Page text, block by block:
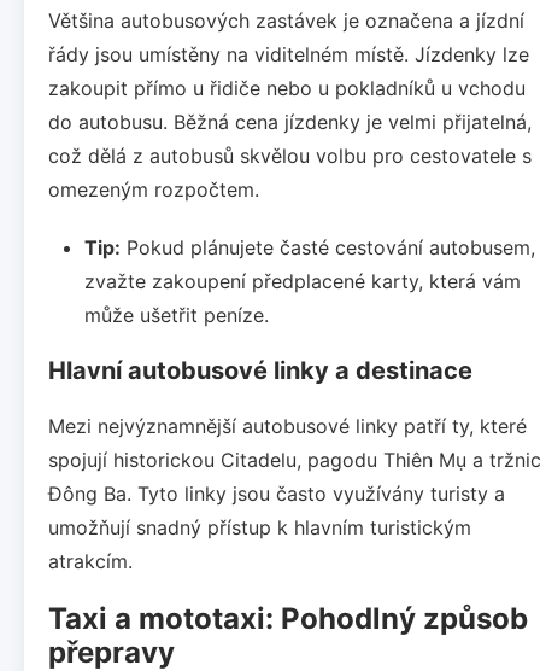
Většina autobusových zastávek je označena a jízdní
řády jsou umístěny na viditelném místě. Jízdenky lze
zakoupit přímo u řidiče nebo u pokladníků u vchodu
do autobusu. Běžná cena jízdenky je velmi přijatelná,
což dělá z autobusů skvělou volbu pro cestovatele s
omezeným rozpočtem.
Tip: Pokud plánujete časté cestování autobusem,
zvažte zakoupení předplacené karty, která vám
může ušetřit peníze.
Hlavní autobusové linky a destinace
Mezi nejvýznamnější autobusové linky patří ty, které
spojují historickou Citadelu, pagodu Thiên Mụ a
Đông Ba. Tyto linky jsou často využívány turisty a
umožňují snadný přístup k hlavním turistickým
atrakcím.
Taxi a mototaxi: Pohodlný způsob
přepravy